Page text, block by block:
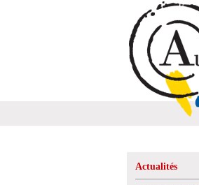
Actualités